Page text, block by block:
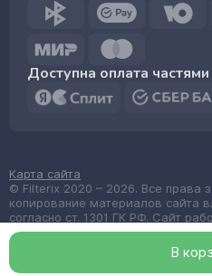
В
Доступна оплата частями
© Filterix 2020 – 2026. Все права
копирование материалов сайта
согласно ст. 1301 ГК РФ. Сайт
Карта сайта
Made by